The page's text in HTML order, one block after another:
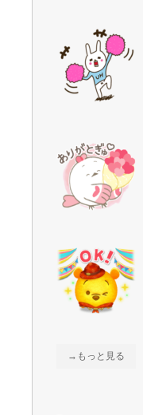
→もっと見る